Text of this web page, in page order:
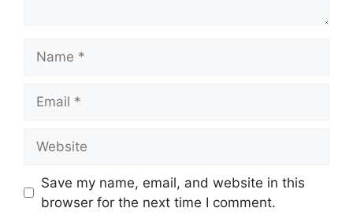
Save my name, email, and website in this
browser for the next time I comment.